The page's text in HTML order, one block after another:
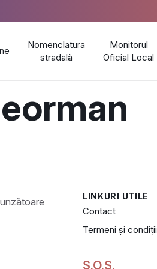
Nomenclatura
stradală
Monitorul
Oficial Local
LINKURI UTILE
Contact
Termeni și condiții
S.O.S.